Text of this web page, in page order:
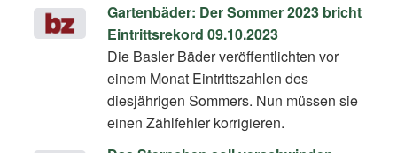
Gartenbäder: Der Sommer 2023 bricht
Eintrittsrekord 09.10.2023
Die Basler Bäder veröffentlichten vor
einem Monat Eintrittszahlen des
diesjährigen Sommers. Nun müssen sie
einen Zählfehler korrigieren.